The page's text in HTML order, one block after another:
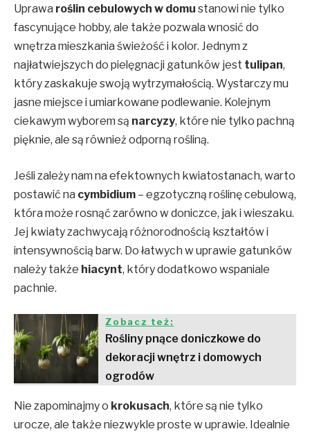
Uprawa roślin cebulowych w domu stanowi nie tylko
fascynujące hobby, ale także pozwala wnosić do
wnętrza mieszkania świeżość i kolor. Jednym z
najłatwiejszych do pielęgnacji gatunków jest tulipan,
który zaskakuje swoją wytrzymałością. Wystarczy mu
jasne miejsce i umiarkowane podlewanie. Kolejnym
ciekawym wyborem są narcyzy, które nie tylko pachną
pięknie, ale są również odporną rośliną.
Jeśli zależy nam na efektownych kwiatostanach, warto
postawić na cymbidium – egzotyczną roślinę cebulową,
która może rosnąć zarówno w doniczce, jak i wieszaku.
Jej kwiaty zachwycają różnorodnością kształtów i
intensywnością barw. Do łatwych w uprawie gatunków
należy także hiacynt, który dodatkowo wspaniale
pachnie.
Zobacz też:
Rośliny pnące doniczkowe do
dekoracji wnętrz i domowych
ogrodów
Nie zapominajmy o krokusach, które są nie tylko
urocze, ale także niezwykle proste w uprawie. Idealnie